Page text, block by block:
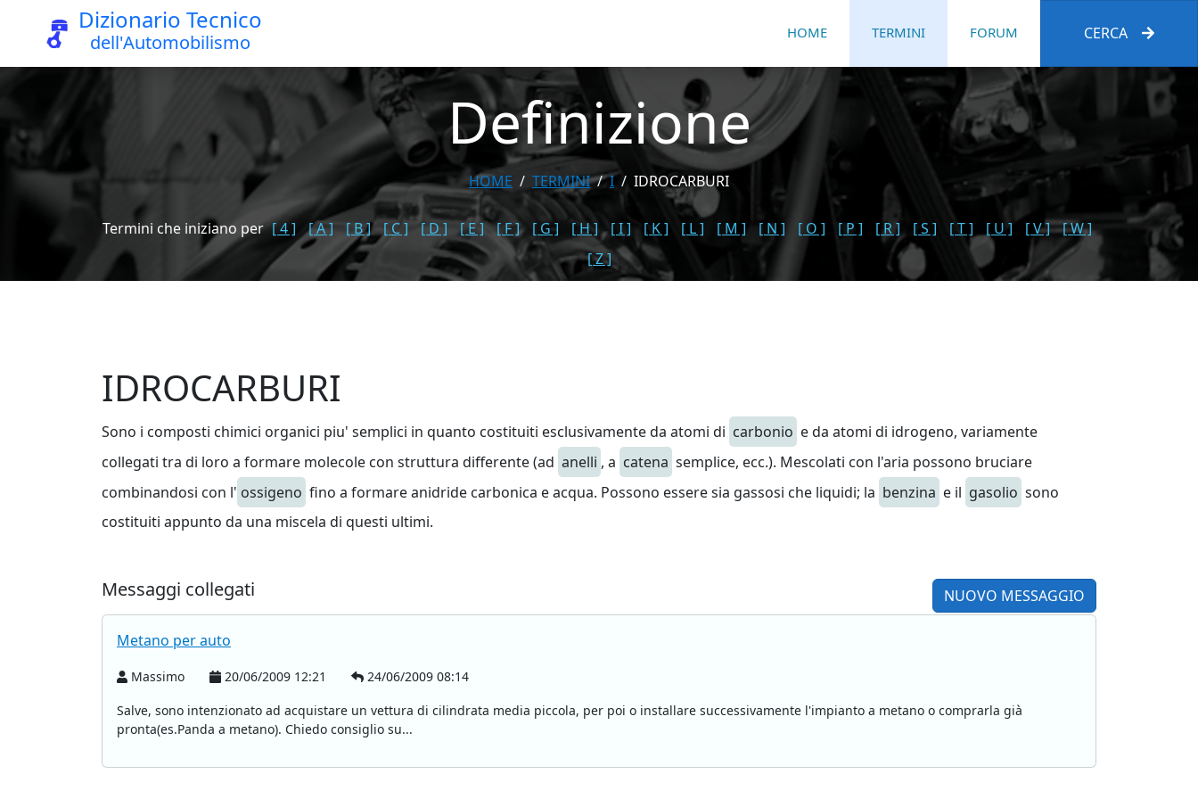
Dizionario Tecnico
dell'Automobilismo HOME TERMINI FORUM CERCA
Definizione
HOME TERMINI I IDROCARBURI
Termini che iniziano per [ 4 ] [ A ] [ B ] [ C ] [ D ] [ E ] [ F ] [ G ] [ H ] [ I ] [ K ] [ L ] [ M ] [ N ] [ O ] [ P ] [ R ] [ S ] [ T ] [ U ] [ V ]
[ W ]
[ Z ]
IDROCARBURI
Sono i composti chimici organici piu' semplici in quanto costituiti esclusivamente da atomi di carbonio e da atomi di idrogeno, variamente
collegati tra di loro a formare molecole con struttura differente (ad anelli , a catena semplice, ecc.). Mescolati con l'aria possono bruciare
combinandosi con l' ossigeno fino a formare anidride carbonica e acqua. Possono essere sia gassosi che liquidi; la benzina e il gasolio sono
costituiti appunto da una miscela di questi ultimi.
Messaggi collegati NUOVO MESSAGGIO
Metano per auto
Massimo 20/06/2009 12:21
24/06/2009 08:14
Salve, sono intenzionato ad acquistare un vettura di cilindrata media piccola, per poi o installare successivamente l'impianto a metano o comprarla già
pronta(es.Panda a metano). Chiedo consiglio su...